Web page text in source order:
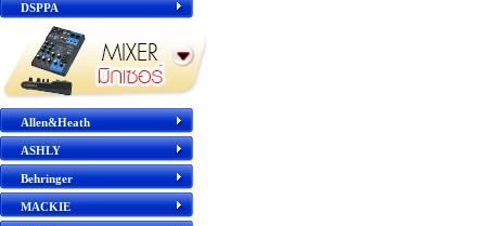
DSPPA
Allen&Heath
ASHLY
Behringer
MACKIE